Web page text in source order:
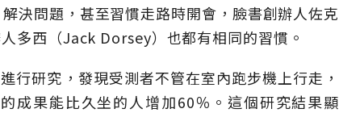
決問題，甚至習慣走路時開會，臉書創辦人佐克
西（Jack Dorsey）也都有相同的習慣。
行研究，發現受測者不管在室內跑步機上行走，
成果能比久坐的人增加60％。這個研究結果顯